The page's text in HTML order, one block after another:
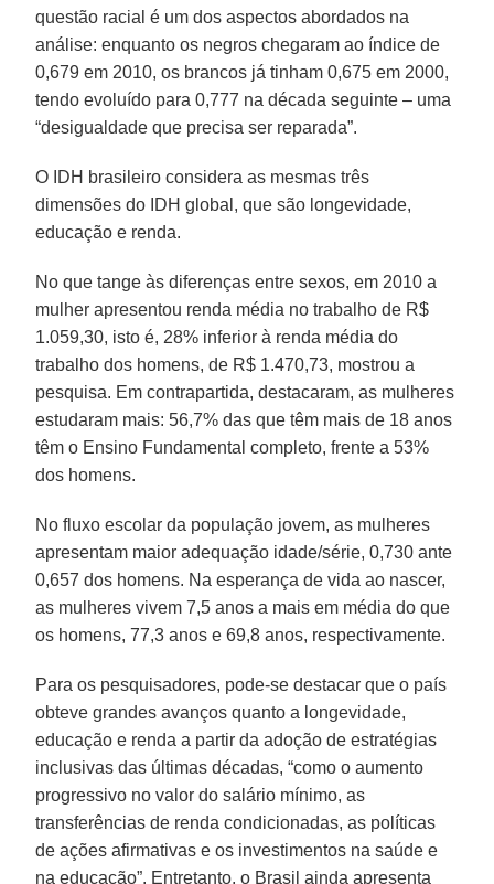
questão racial é um dos aspectos abordados na
análise: enquanto os negros chegaram ao índice de
0,679 em 2010, os brancos já tinham 0,675 em 2000,
tendo evoluído para 0,777 na década seguinte – uma
“desigualdade que precisa ser reparada”.
O IDH brasileiro considera as mesmas três
dimensões do IDH global, que são longevidade,
educação e renda.
No que tange às diferenças entre sexos, em 2010 a
mulher apresentou renda média no trabalho de R$
1.059,30, isto é, 28% inferior à renda média do
trabalho dos homens, de R$ 1.470,73, mostrou a
pesquisa. Em contrapartida, destacaram, as mulheres
estudaram mais: 56,7% das que têm mais de 18 anos
têm o Ensino Fundamental completo, frente a 53%
dos homens.
No fluxo escolar da população jovem, as mulheres
apresentam maior adequação idade/série, 0,730 ante
0,657 dos homens. Na esperança de vida ao nascer,
as mulheres vivem 7,5 anos a mais em média do que
os homens, 77,3 anos e 69,8 anos, respectivamente.
Para os pesquisadores, pode-se destacar que o país
obteve grandes avanços quanto a longevidade,
educação e renda a partir da adoção de estratégias
inclusivas das últimas décadas, “como o aumento
progressivo no valor do salário mínimo, as
transferências de renda condicionadas, as políticas
de ações afirmativas e os investimentos na saúde e
na educação”. Entretanto, o Brasil ainda apresenta